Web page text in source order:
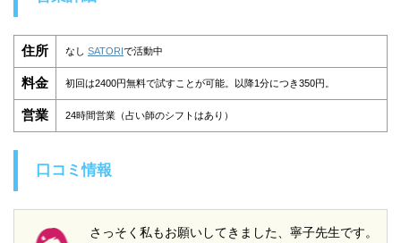
住所 なし SATORIで活動中
料金 初回は2400円無料で試すことが可能。以降1分につき350円。
営業 24時間営業（占い師のシフトはあり）
口コミ情報
さっそく私もお願いしてきました、寧子先生です。